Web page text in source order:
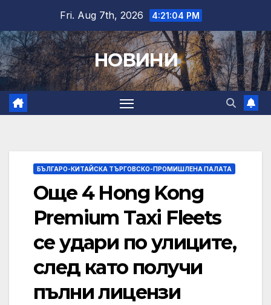
content
Fri. Aug 7th, 2026 4:21:05 PM
НОВИНИ
БЪЛГАРО-КИТАЙСКА ТЪРГОВСКО-ПРОМИШЛЕНА ПАЛАТА
Още 4 Hong Kong
Premium Taxi Fleets
се удари по улиците,
след като получи
пълни лицензи